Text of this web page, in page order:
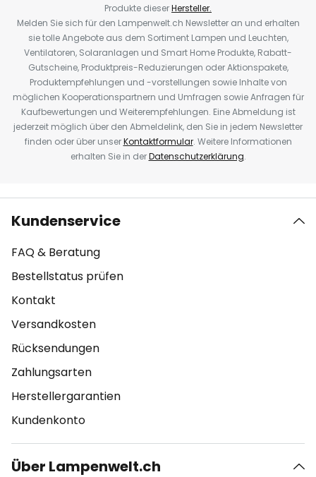
Produkte dieserHersteller.
Melden Sie sich für den Lampenwelt.ch Newsletter an und erhalten
sie tolle Angebote aus dem Sortiment Lampen und Leuchten,
Ventilatoren, Solaranlagen und Smart Home Produkte, Rabatt-
Gutscheine, Produktpreis-Reduzierungen oder Aktionspakete,
Produktempfehlungen und -vorstellungen sowie Inhalte von
möglichen Kooperationspartnern und Umfragen sowie Anfragen für
Kaufbewertungen und Weiterempfehlungen. Eine Abmeldung ist
jederzeit möglich über den Abmeldelink, den Sie in jedem Newsletter
finden oder über unserKontaktformular. Weitere Informationen
erhalten Sie in derDatenschutzerklärung.
Kundenservice
FAQ & Beratung
Bestellstatus prüfen
Kontakt
Versandkosten
Rücksendungen
Zahlungsarten
Herstellergarantien
Kundenkonto
Über Lampenwelt.ch